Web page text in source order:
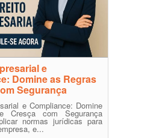
e
Domine as Regras
Segurança
e Compliance: Domine
Cresça com Segurança
normas jurídicas para
e...